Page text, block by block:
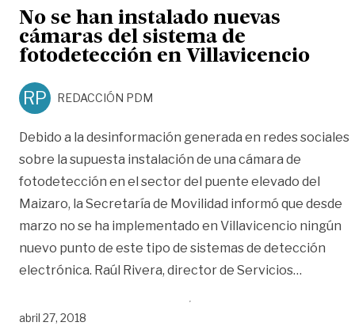
No se han instalado nuevas
cámaras del sistema de
fotodetección en Villavicencio
RP REDACCIÓN PDM
Debido a la desinformación generada en redes sociales
sobre la supuesta instalación de una cámara de
fotodetección en el sector del puente elevado del
Maizaro, la Secretaría de Movilidad informó que desde
marzo no se ha implementado en Villavicencio ningún
nuevo punto de este tipo de sistemas de detección
electrónica. Raúl Rivera, director de Servicios…
abril 27, 2018